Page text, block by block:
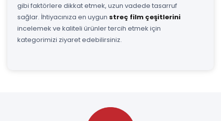
gibi faktörlere dikkat etmek, uzun vadede tasarruf
sağlar. İhtiyacınıza en uygun streç film çeşitlerini
incelemek ve kaliteli ürünler tercih etmek için
kategorimizi ziyaret edebilirsiniz.